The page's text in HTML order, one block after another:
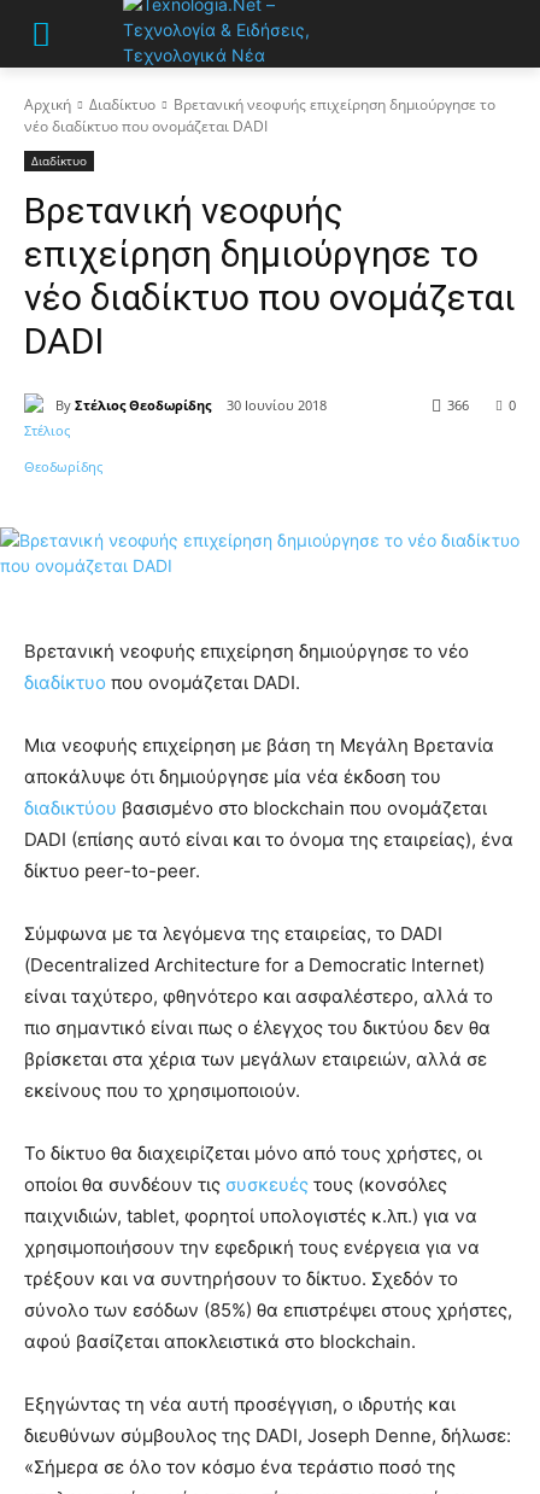
Αρχική Διαδίκτυο
Βρετανική νεοφυής επιχείρηση δημιούργησε το
νέο διαδίκτυο που ονομάζεται DADI
Διαδίκτυο
Βρετανική νεοφυής
επιχείρηση δημιούργησε το
νέο διαδίκτυο που ονομάζεται
DADI
By Στέλιος Θεοδωρίδης 30 Ιουνίου 2018 0
366
Βρετανική νεοφυής επιχείρηση δημιούργησε το νέο
διαδίκτυο που ονομάζεται DADI.
Μια νεοφυής επιχείρηση με βάση τη Μεγάλη Βρετανία
αποκάλυψε ότι δημιούργησε μία νέα έκδοση του
διαδικτύου βασισμένο στο blockchain που ονομάζεται
DADI (επίσης αυτό είναι και το όνομα της εταιρείας), ένα
δίκτυο peer-to-peer.
Σύμφωνα με τα λεγόμενα της εταιρείας, το DADI
(Decentralized Architecture for a Democratic Internet)
είναι ταχύτερο, φθηνότερο και ασφαλέστερο, αλλά το
πιο σημαντικό είναι πως ο έλεγχος του δικτύου δεν θα
βρίσκεται στα χέρια των μεγάλων εταιρειών, αλλά σε
εκείνους που το χρησιμοποιούν.
Το δίκτυο θα διαχειρίζεται μόνο από τους χρήστες, οι
οποίοι θα συνδέουν τις συσκευές τους (κονσόλες
παιχνιδιών, tablet, φορητοί υπολογιστές κ.λπ.) για να
χρησιμοποιήσουν την εφεδρική τους ενέργεια για να
τρέξουν και να συντηρήσουν το δίκτυο. Σχεδόν το
σύνολο των εσόδων (85%) θα επιστρέψει στους χρήστες,
αφού βασίζεται αποκλειστικά στο blockchain.
Εξηγώντας τη νέα αυτή προσέγγιση, ο ιδρυτής και
διευθύνων σύμβουλος της DADI, Joseph Denne, δήλωσε:
«Σήμερα σε όλο τον κόσμο ένα τεράστιο ποσό της